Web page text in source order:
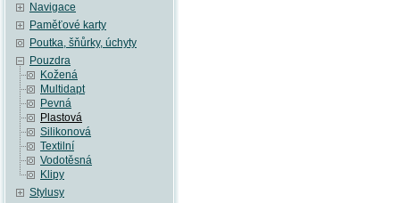
Navigace
Paměťové karty
Poutka, šňůrky, úchyty
Pouzdra
Kožená
Multidapt
Pevná
Plastová
Silikonová
Textilní
Vodotěsná
Klipy
Stylusy